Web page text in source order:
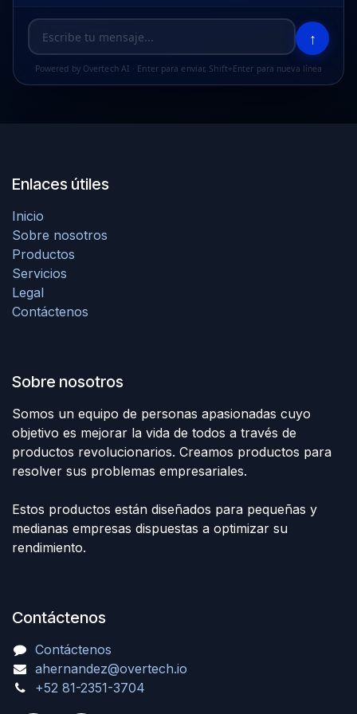
↑
Powered by Overtech AI · Enter para enviar, Shift+Enter para nueva línea
Enlaces útiles
Inicio
Sobre nosotros
Productos
Servicios
Legal
Contáctenos
Sobre nosotros
Somos un equipo de personas apasionadas cuyo
objetivo es mejorar la vida de todos a través de
productos revolucionarios. Creamos productos para
resolver sus problemas empresariales.
Estos productos están diseñados para pequeñas y
medianas empresas dispuestas a optimizar su
rendimiento.
Contáctenos
Contáctenos
ahernandez@overtech.io
+52 81-2351-3704